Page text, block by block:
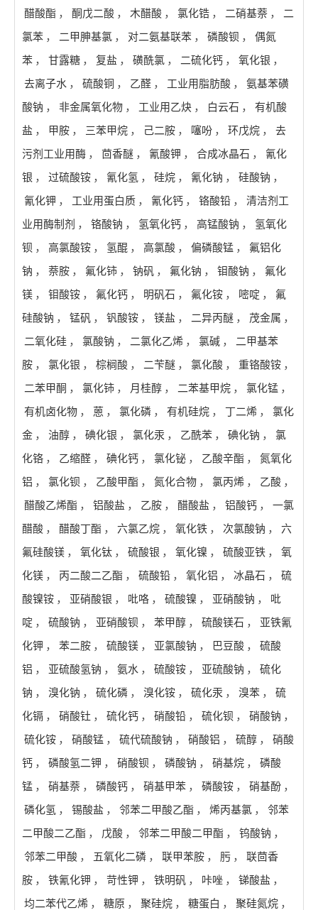
醋酸酯 ， 酮戊二酸 ， 木醋酸 ， 氯化锆 ， 二硝基萘 ，
二
氯苯 ， 二甲胂基氯 ， 对二氨基联苯 ， 磷酸钡 ，
偶氮
苯 ， 甘露糖 ， 复盐 ， 磺酰氯 ， 二硫化钙 ， 氧化银 ，
去离子水 ， 硫酸铜 ， 乙醛 ， 工业用脂肪酸 ，
氨基苯磺
酸钠 ， 非金属氧化物 ， 工业用乙炔 ， 白云石 ，
有机酸
盐 ， 甲胺 ， 三苯甲烷 ， 己二胺 ， 噻吩 ， 环戊烷 ，
去
污剂工业用酶 ， 茴香醚 ， 氰酸钾 ， 合成冰晶石 ，
氰化
银 ， 过硫酸铵 ， 氰化氢 ， 硅烷 ， 氰化钠 ， 硅酸钠 ，
氰化钾 ， 工业用蛋白质 ， 氰化钙 ， 铬酸铅 ，
清洁剂工
业用酶制剂 ， 铬酸钠 ， 氢氧化钙 ， 高锰酸钠 ，
氢氧化
钡 ， 高氯酸铵 ， 氢醌 ， 高氯酸 ， 偏磷酸锰 ，
氟铝化
钠 ， 萘胺 ， 氟化铈 ， 钠矾 ， 氟化钠 ， 钼酸钠 ，
氟化
镁 ， 钼酸铵 ， 氟化钙 ， 明矾石 ， 氟化铵 ， 嘧啶 ，
氟
硅酸钠 ， 锰矾 ， 钒酸铵 ， 镁盐 ， 二异丙醚 ， 茂金属 ，
二氧化硅 ， 氯酸钠 ， 二氯化乙烯 ， 氯碱 ，
二甲基苯
胺 ， 氯化银 ， 棕榈酸 ， 二苄醚 ， 氯化酸 ， 重铬酸铵 ，
二苯甲酮 ， 氯化铈 ， 月桂醇 ， 二苯基甲烷 ， 氯化锰 ，
有机卤化物 ， 蒽 ， 氯化磷 ， 有机硅烷 ， 丁二烯 ，
氯化
金 ， 油醇 ， 碘化银 ， 氯化汞 ， 乙酰苯 ， 碘化钠 ，
氯
化铬 ， 乙缩醛 ， 碘化钙 ， 氯化铋 ， 乙酸辛酯 ，
氮氧化
铝 ， 氯化钡 ， 乙酸甲酯 ， 氮化合物 ， 氯丙烯 ， 乙酸 ，
醋酸乙烯酯 ， 铝酸盐 ， 乙胺 ， 醋酸盐 ， 铝酸钙 ，
一氯
醋酸 ， 醋酸丁酯 ， 六氯乙烷 ， 氧化铁 ， 次氯酸钠 ，
六
氟硅酸镁 ， 氧化钛 ， 硫酸银 ， 氧化镍 ， 硫酸亚铁 ，
氧
化镁 ， 丙二酸二乙酯 ， 硫酸铅 ， 氧化铝 ， 冰晶石 ，
硫
酸镍铵 ， 亚硝酸银 ， 吡咯 ， 硫酸镍 ， 亚硝酸钠 ，
吡
啶 ， 硫酸钠 ， 亚硝酸钡 ， 苯甲醇 ， 硫酸镁石 ，
亚铁氰
化钾 ， 苯二胺 ， 硫酸镁 ， 亚氯酸钠 ， 巴豆酸 ，
硫酸
铝 ， 亚硫酸氢钠 ， 氨水 ， 硫酸铵 ， 亚硫酸钠 ，
硫化
钠 ， 溴化钠 ， 硫化磷 ， 溴化铵 ， 硫化汞 ， 溴苯 ，
硫
化镉 ， 硝酸钍 ， 硫化钙 ， 硝酸铅 ， 硫化钡 ， 硝酸钠 ，
硫化铵 ， 硝酸锰 ， 硫代硫酸钠 ， 硝酸铝 ， 硫醇 ，
硝酸
钙 ， 磷酸氢二钾 ， 硝酸钡 ， 磷酸钠 ， 硝基烷 ，
磷酸
锰 ， 硝基萘 ， 磷酸钙 ， 硝基甲苯 ， 磷酸铵 ， 硝基酚 ，
磷化氢 ， 锡酸盐 ， 邻苯二甲酸乙酯 ， 烯丙基氯 ，
邻苯
二甲酸二乙酯 ， 戊酸 ， 邻苯二甲酸二甲酯 ， 钨酸钠 ，
邻苯二甲酸 ， 五氧化二磷 ， 联甲苯胺 ， 肟 ，
联茴香
胺 ， 铁氰化钾 ， 苛性钾 ， 铁明矾 ， 咔唑 ， 锑酸盐 ，
均二苯代乙烯 ， 糖原 ， 聚硅烷 ， 糖蛋白 ， 聚硅氮烷 ，